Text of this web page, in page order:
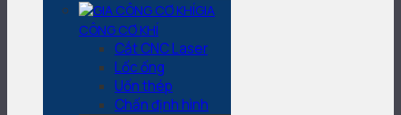
GIA
CÔNG CƠ KHÍ
Cắt CNC Laser
Lốc ống
Uốn thép
Chấn định hình